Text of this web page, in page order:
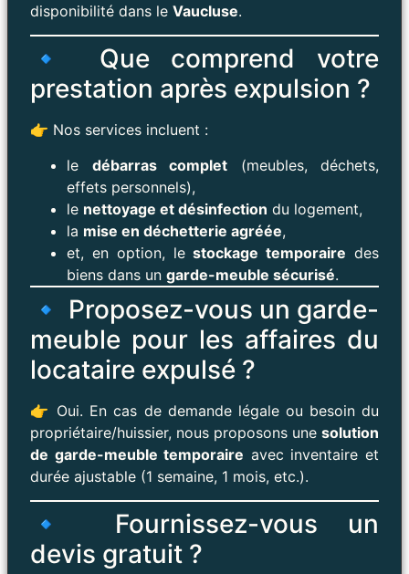
disponibilité dans le Vaucluse.
🔹 Que comprend votre
prestation après expulsion ?
👉 Nos services incluent :
le débarras complet (meubles, déchets,
effets personnels),
le nettoyage et désinfection du logement,
la mise en déchetterie agréée,
et, en option, lestockage temporaire des
biens dans un garde-meuble sécurisé.
🔹 Proposez-vous un garde-
meuble pour les affaires du
locataire expulsé ?
👉 Oui. En cas de demande légale ou besoin du
propriétaire/huissier, nous proposons une solution
de garde-meuble temporaire avec inventaire et
durée ajustable (1 semaine, 1 mois, etc.).
🔹 Fournissez-vous un
devis gratuit ?